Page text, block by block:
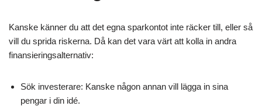
Kanske känner du att det egna sparkontot inte räcker till, eller så
vill du sprida riskerna. Då kan det vara värt att kolla in andra
finansieringsalternativ:
Sök investerare: Kanske någon annan vill lägga in sina
pengar i din idé.